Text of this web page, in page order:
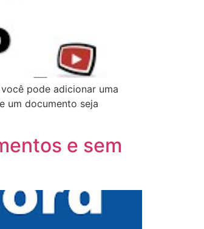
pode adicionar uma
um documento seja
e sem